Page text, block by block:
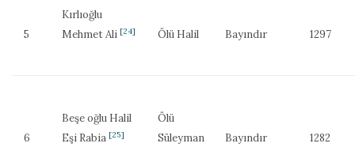
5
Kırlıoğlu
Mehmet Ali [24] Ölü Halil Bayındır 1297
6
Beşe oğlu Halil
Eşi Rabia [25]
Ölü
Süleyman
Bayındır 1282